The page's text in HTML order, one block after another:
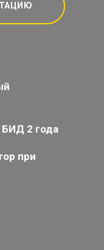
БИД 2 года
при